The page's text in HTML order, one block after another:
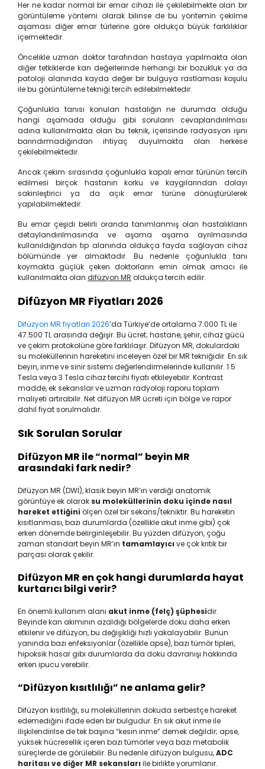
Her ne kadar normal bir emar cihazı ile çekilebilmekte olan bir
görüntüleme yöntemi olarak bilinse de bu yöntemin çekilme
aşaması diğer emar türlerine göre oldukça büyük farklılıklar
içermektedir.
Öncelikle uzman doktor tarafından hastaya yapılmakta olan
diğer tetkiklerde kan değerlerinde herhangi bir bozukluk ya da
patoloji alanında kayda değer bir bulguya rastlaması koşulu
ile bu görüntüleme tekniği tercih edilebilmektedir.
Çoğunlukla tanısı konulan hastalığın ne durumda olduğu
hangi aşamada olduğu gibi soruların cevaplandırılması
adına kullanılmakta olan bu teknik, içerisinde radyasyon ışını
barındırmadığından ihtiyaç duyulmakta olan herkese
çekilebilmektedir.
Ancak çekim sırasında çoğunlukla kapalı emar türünün tercih
edilmesi birçok hastanın korku ve kaygılarından dolayı
sakinleştirici ya da açık emar türüne dönüştürülerek
yapılabilmektedir.
Bu emar çeşidi belirli oranda tanımlanmış olan hastalıkların
detaylandırılmasında ve aşama aşama ayrılmasında
kullanıldığından tıp alanında oldukça fayda sağlayan cihaz
bölümünde yer almaktadır. Bu nedenle çoğunlukla tanı
koymakta güçlük çeken doktorların emin olmak amacı ile
kullanılmakta olan difüzyon MR oldukça tercih edilir.
Difüzyon MR Fiyatları 2026
Difüzyon MR fiyatları 2026’da Türkiye’de ortalama 7.000 TL ile
47.500 TL arasında değişir. Bu ücret; hastane, şehir, cihaz gücü
ve çekim protokolüne göre farklılaşır. Difüzyon MR, dokulardaki
su moleküllerinin hareketini inceleyen özel bir MR tekniğidir. En sık
beyin, inme ve sinir sistemi değerlendirmelerinde kullanılır. 1.5
Tesla veya 3 Tesla cihaz tercihi fiyatı etkileyebilir. Kontrast
madde, ek sekanslar ve uzman radyoloji raporu toplam
maliyeti artırabilir. Net difüzyon MR ücreti için bölge ve rapor
dahil fiyat sorulmalıdır.
Sık Sorulan Sorular
Difüzyon MR ile “normal” beyin MR
arasındaki fark nedir?
Difüzyon MR (DWI), klasik beyin MR’ın verdiği anatomik
görüntüye ek olarak su moleküllerinin doku içinde nasıl
hareket ettiğini ölçen özel bir sekans/tekniktir. Bu hareketin
kısıtlanması, bazı durumlarda (özellikle akut inme gibi) çok
erken dönemde belirginleşebilir. Bu yüzden difüzyon, çoğu
zaman standart beyin MR’ın tamamlayıcı ve çok kritik bir
parçası olarak çekilir.
Difüzyon MR en çok hangi durumlarda hayat
kurtarıcı bilgi verir?
En önemli kullanım alanı akut inme (felç) şüphesidir.
Beyinde kan akımının azaldığı bölgelerde doku daha erken
etkilenir ve difüzyon, bu değişikliği hızlı yakalayabilir. Bunun
yanında bazı enfeksiyonlar (özellikle apse), bazı tümör tipleri,
hipoksik hasar gibi durumlarda da doku davranışı hakkında
erken ipucu verebilir.
“Difüzyon kısıtlılığı” ne anlama gelir?
Difüzyon kısıtlılığı, su moleküllerinin dokuda serbestçe hareket
edemediğini ifade eden bir bulgudur. En sık akut inme ile
ilişkilendirilse de tek başına “kesin inme” demek değildir; apse,
yüksek hücresellik içeren bazı tümörler veya bazı metabolik
süreçlerde de görülebilir. Bu nedenle difüzyon bulgusu,ADC
haritası ve diğer MR sekansları ile birlikte yorumlanır.